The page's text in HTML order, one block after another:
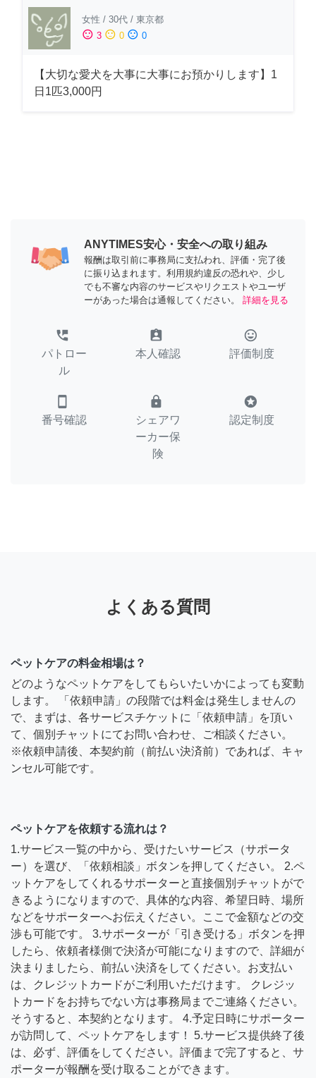
女性 / 30代 / 東京都
sentiment_satisfied 3 sentiment_neutral 0 sentiment_dissatisfied 0
【大切な愛犬を大事に大事にお預かりします】1
日1匹3,000円
ANYTIMES安心・安全への取り組み
報酬は取引前に事務局に支払われ、評価・完了後
に振り込まれます。利用規約違反の恐れや、少し
でも不審な内容のサービスやリクエストやユーザ
ーがあった場合は通報してください。
詳細を見る
perm_phone_msg
パトロー
ル
assignment_ind
本人確認
tag_faces
評価制度
smartphone
番号確認
lock
シェアワ
ーカー保
険
stars
認定制度
よくある質問
ペットケアの料金相場は？
どのようなペットケアをしてもらいたいかによっても変動
します。 「依頼申請」の段階では料金は発生しませんの
で、まずは、各サービスチケットに「依頼申請」を頂い
て、個別チャットにてお問い合わせ、ご相談ください。
※依頼申請後、本契約前（前払い決済前）であれば、キャ
ンセル可能です。
ペットケアを依頼する流れは？
1.サービス一覧の中から、受けたいサービス（サポータ
ー）を選び、「依頼相談」ボタンを押してください。 2.ペ
ットケアをしてくれるサポーターと直接個別チャットがで
きるようになりますので、具体的な内容、希望日時、場所
などをサポーターへお伝えください。ここで金額などの交
渉も可能です。 3.サポーターが「引き受ける」ボタンを押
したら、依頼者様側で決済が可能になりますので、詳細が
決まりましたら、前払い決済をしてください。お支払い
は、クレジットカードがご利用いただけます。 クレジッ
トカードをお持ちでない方は事務局までご連絡ください。
そうすると、本契約となります。 4.予定日時にサポーター
が訪問して、ペットケアをします！ 5.サービス提供終了後
は、必ず、評価をしてください。評価まで完了すると、サ
ポーターが報酬を受け取ることができます。